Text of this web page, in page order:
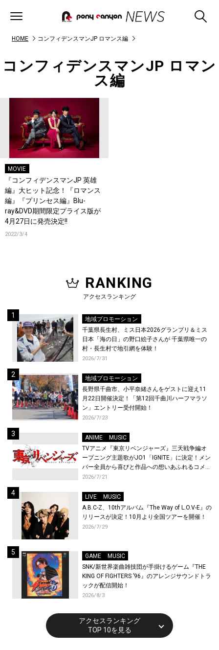
HOME コンフィデンスマンJP ロマンス編
コンフィデンスマンJP ロマン
ス編
MOVIE
『コンフィデンスマンJP 英雄
編』大ヒット記念！『ロマンス
編』『プリンセス編』Blu-
ray&DVD期間限定プライス版が
4月27日に発売決定!!
2022/3/4
RANKING
アクセスランキング
地域プロモーション
千葉県長生村、ミス日本2026グランプリ＆ミス
日本「海の日」の野口絵子さんが 千葉県唯一の
村・長生村で地引網を体験！
2026/7/31
地域プロモーション
長野県千曲市、小平奈緒さんをゲストに迎え11
月22日開催決定！「第12回千曲川ハーフマラソ
ン」エントリー受付開始！
2026/7/23
ANIME
MUSIC
TVアニメ『東京リベンジャーズ』三天戦争編オ
ープニング主題歌がJO1「IGNITE」に決定！メン
バー全員から喜びと作品への想いあふれるコメン
トが到着！9月に東京・大阪で先行上映会を開
2026/7/21
LIVE
MUSIC
A.B.C-Z、10thアルバム『The Way of L.O.V-E』の
リリースが決定！10月より全国ツアーを開催！
2026/7/29
GAME
MUSIC
SNK/新世界楽曲雑技団が手掛けるゲーム『THE
KING OF FIGHTERS ’96』のアレンジサウンドトラ
ックが配信開始！
2026/8/3
アクセスランキング
TOP 10を見る